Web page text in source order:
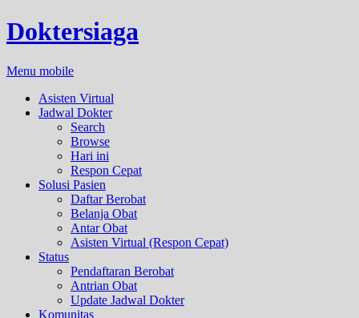
Doktersiaga
Menu mobile
Asisten Virtual
Jadwal Dokter
Search
Browse
Hari ini
Respon Cepat
Solusi Pasien
Daftar Berobat
Belanja Obat
Antar Obat
Asisten Virtual (Respon Cepat)
Status
Pendaftaran Berobat
Antrian Obat
Update Jadwal Dokter
Komunitas